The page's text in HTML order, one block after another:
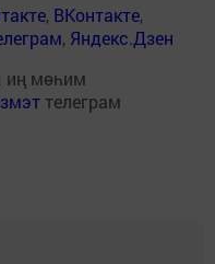
, ВКонтакте,
, Яндекс.Дзен
мөһим
телеграм